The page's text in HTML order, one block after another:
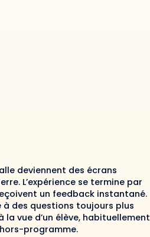
deviennent des écrans
L’expérience se termine par
un feedback instantané.
à des questions toujours plus
vue d’un élève, habituellement
programme.